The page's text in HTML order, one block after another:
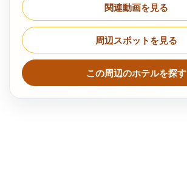
関連動画を見る
周辺スポットを見る
この周辺のホテルを探す